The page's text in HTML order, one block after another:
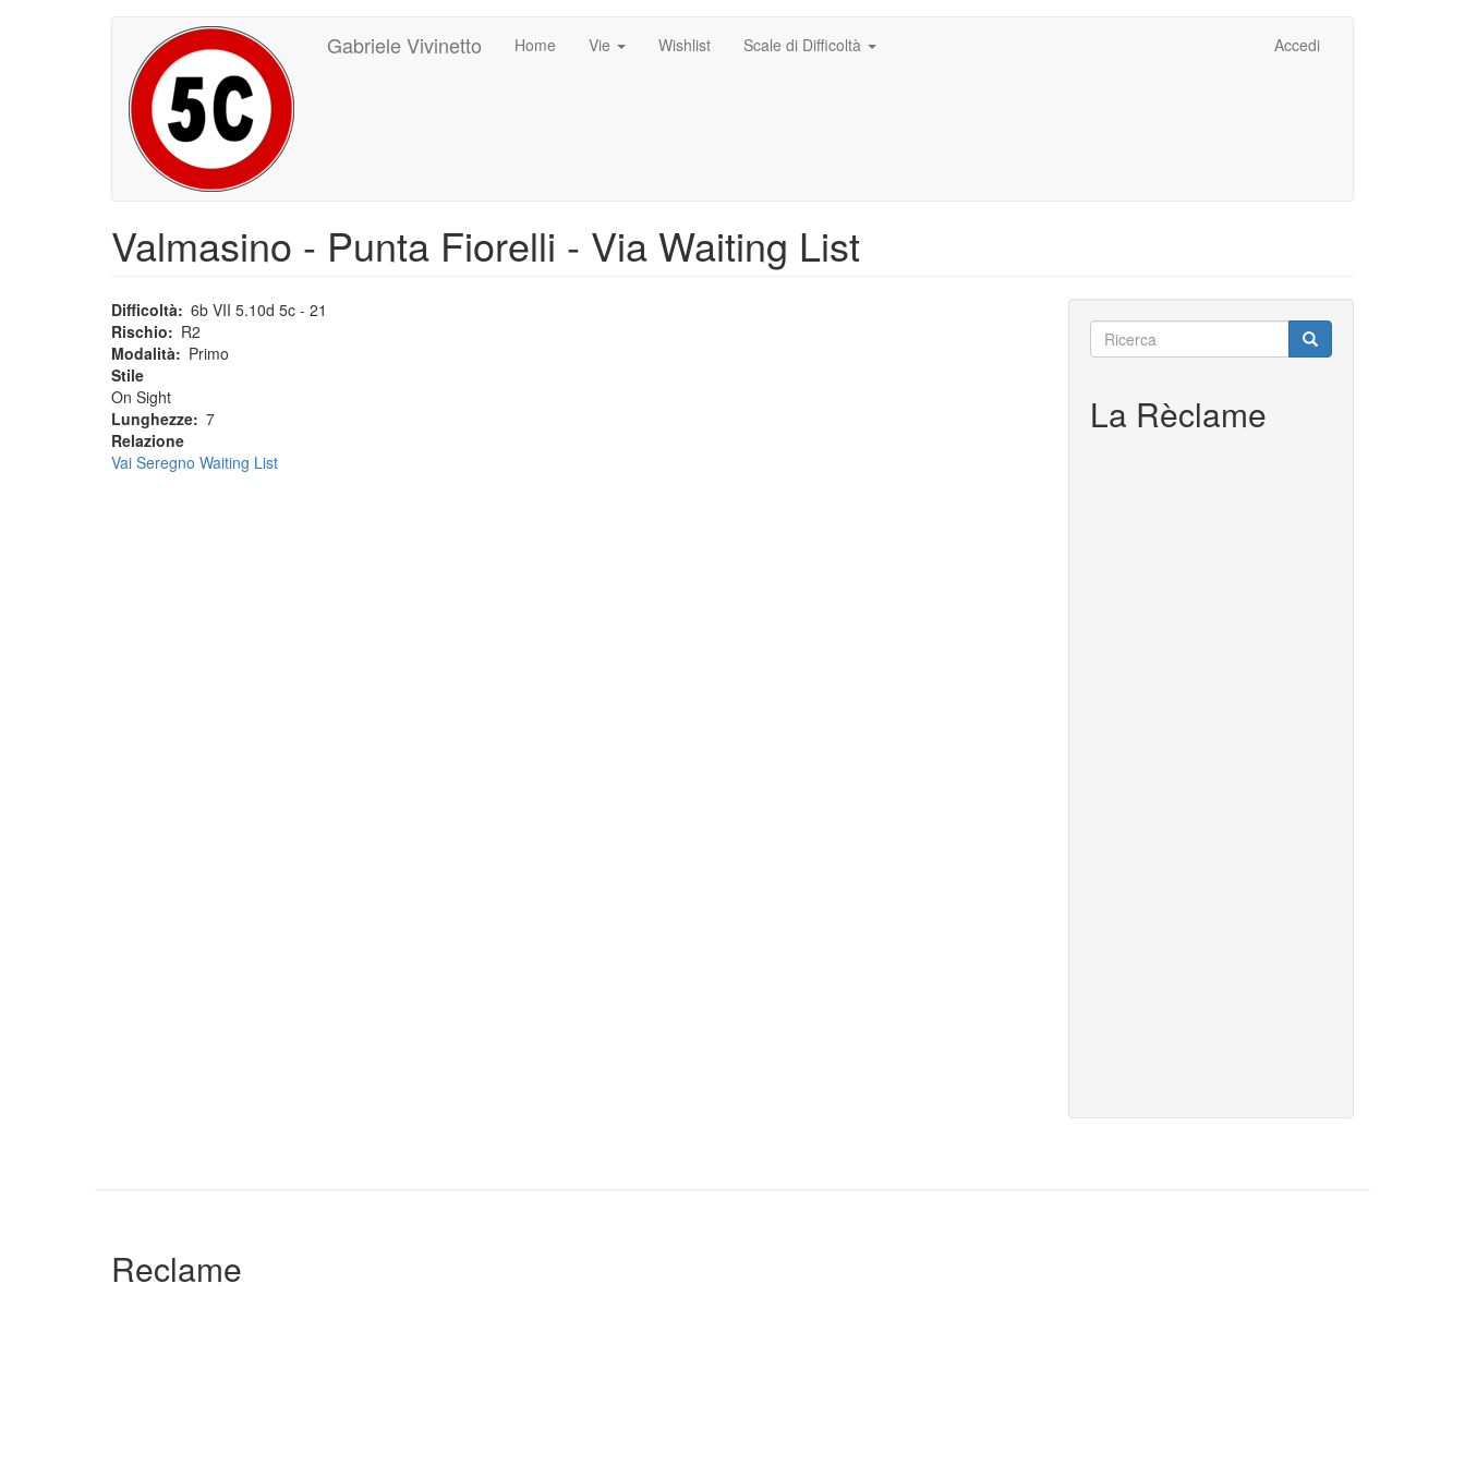
Gabriele Vivinetto
Main
navigation
Home Vie Wishlist Scale di Difficoltà
User
account
menu
Accedi
Valmasino - Punta Fiorelli - Via Waiting List
Difficoltà 6b VII 5.10d 5c - 21
Rischio
R2
Modalità
Primo
Stile
On Sight
Lunghezze 7
Relazione
Vai Seregno Waiting List
Ricerca
Ricerca Ricerca
La Rèclame
Reclame